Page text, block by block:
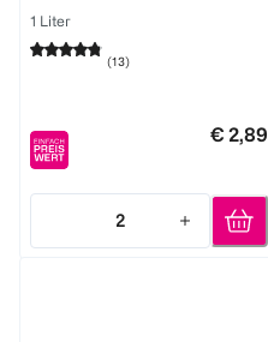
1 Liter
(13)
€ 2,89
2
Quantity: 2